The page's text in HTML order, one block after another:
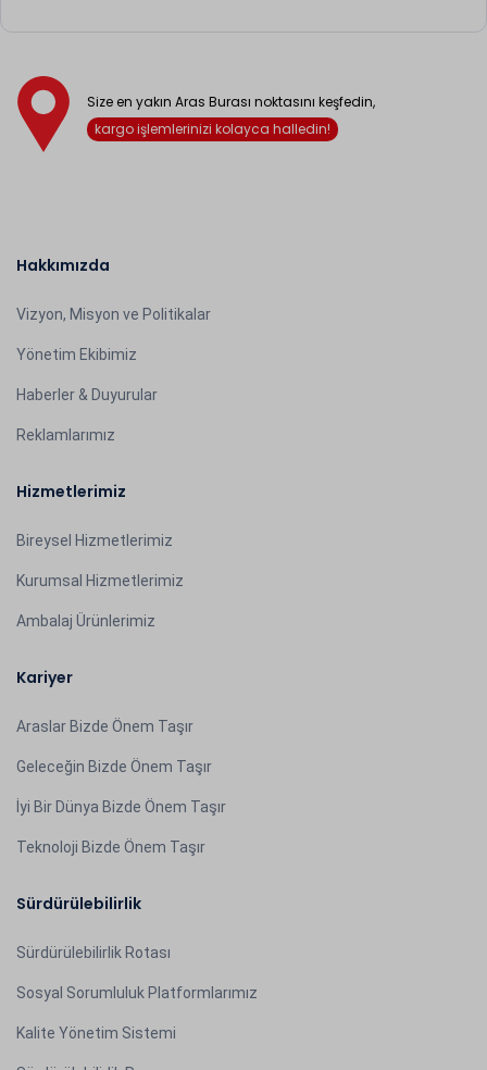
Size en yakın Aras Burası noktasını keşfedin,
kargo işlemlerinizi kolayca halledin!
Hakkımızda
Vizyon, Misyon ve Politikalar
Yönetim Ekibimiz
Haberler & Duyurular
Reklamlarımız
Hizmetlerimiz
Bireysel Hizmetlerimiz
Kurumsal Hizmetlerimiz
Ambalaj Ürünlerimiz
Kariyer
Araslar Bizde Önem Taşır
Geleceğin Bizde Önem Taşır
İyi Bir Dünya Bizde Önem Taşır
Teknoloji Bizde Önem Taşır
Sürdürülebilirlik
Sürdürülebilirlik Rotası
Sosyal Sorumluluk Platformlarımız
Kalite Yönetim Sistemi